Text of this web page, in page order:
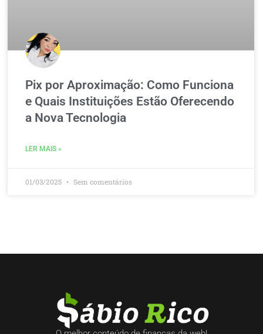
Pix por Aproximação: Como Funciona
e Quais Instituições Estão Oferecendo
a Nova Tecnologia
LER MAIS »
01/03/2025 Sem comentários